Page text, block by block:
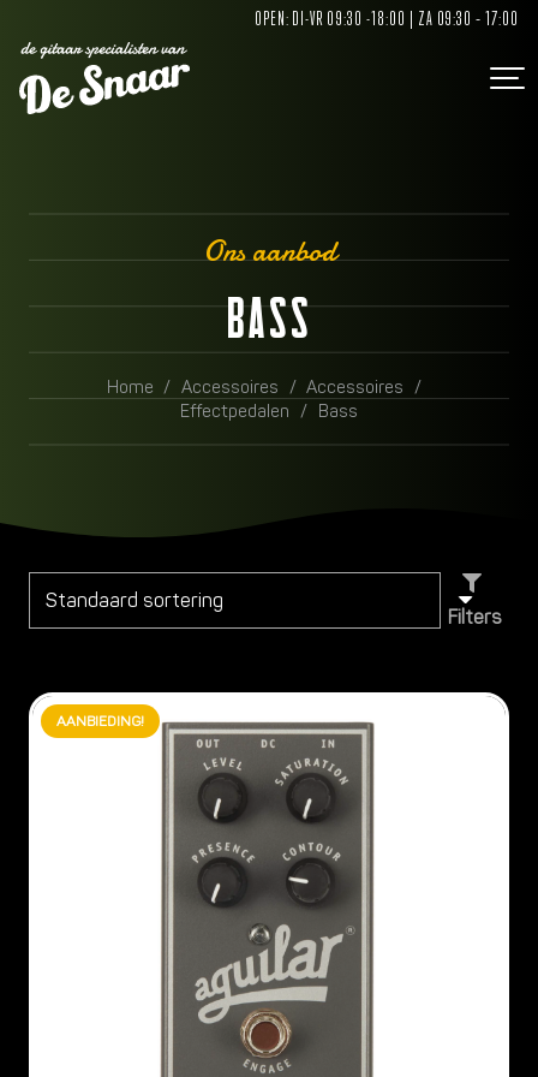
OPEN: DI-VR 09:30 -18:00 | ZA 09:30 – 17:00
Ons aanbod
BASS
Home / Accessoires / Accessoires
/
Effectpedalen
/ Bass
Filters
AANBIEDING!